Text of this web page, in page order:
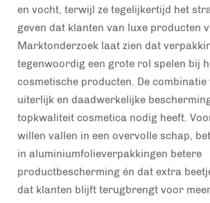
en vocht, terwijl ze tegelijkertijd het
geven dat klanten van luxe producten
Marktonderzoek laat zien dat
tegenwoordig een grote rol spelen bij
cosmetische producten. De combinatie
uiterlijk en daadwerkelijke
topkwaliteit cosmetica nodig heeft.
willen vallen in een overvolle schap,
in aluminiumfolieverpakkingen betere
productbescherming én dat extra
dat klanten blijft terugbrengt voor